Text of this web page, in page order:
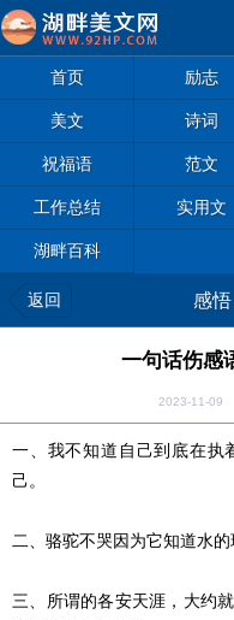
首页 励志
美文 诗词
祝福语 范文
工作总结 实用文
湖畔百科
返回 感悟
一句话伤感
2023-11-
一、我不知道自己到底在执
己。
二、骆驼不哭因为它知道水
三、所谓的各安天涯，大约